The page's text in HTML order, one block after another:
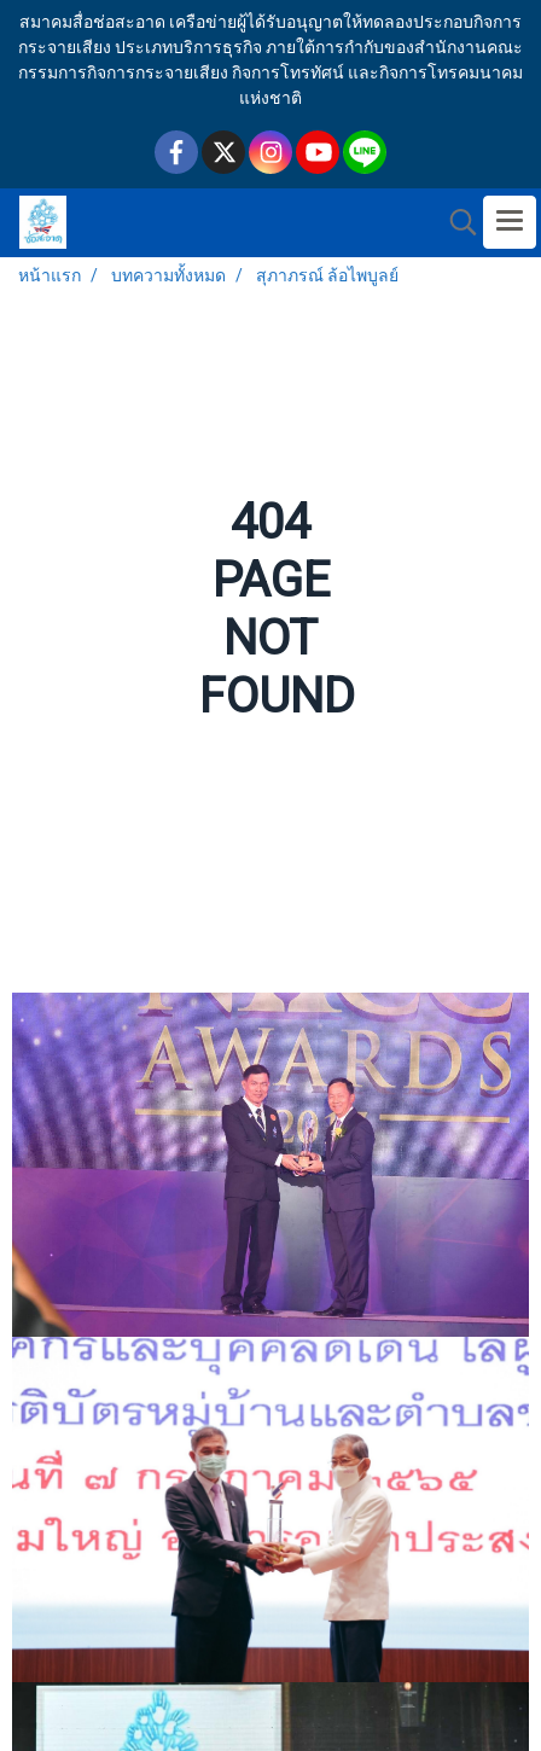
สมาคมสื่อช่อสะอาด เครือข่ายผู้ได้รับอนุญาตให้ทดลองประกอบกิจการ
กระจายเสียง ประเภทบริการธุรกิจ ภายใต้การกำกับของสำนักงานคณะ
กรรมการกิจการกระจายเสียง กิจการโทรทัศน์ และกิจการโทรคมนาคม
แห่งชาติ
หน้าแรก บทความทั้งหมด สุภาภรณ์ ล้อไพบูลย์
404
PAGE
NOT
FOUND